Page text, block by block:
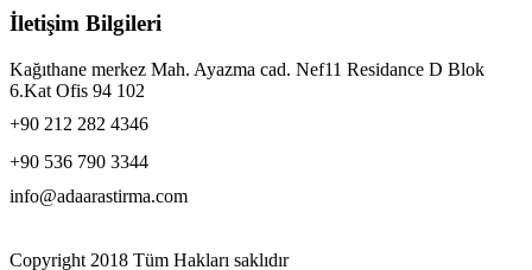
İletişim Bilgileri
Kağıthane merkez Mah. Ayazma cad. Nef11 Residance D Blok
6.Kat Ofis 94 102
+90 212 282 4346
+90 536 790 3344
info@adaarastirma.com
Copyright 2018 Tüm Hakları saklıdır